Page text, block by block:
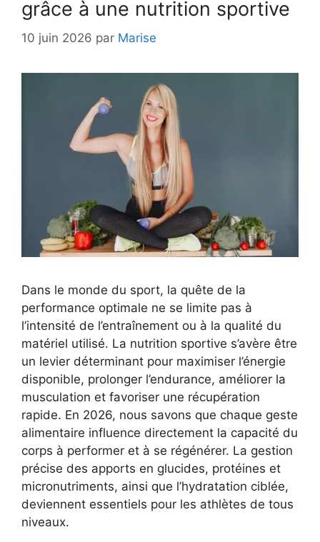
grâce à une nutrition sportive
10 juin 2026 par Marise
Dans le monde du sport, la quête de la
performance optimale ne se limite pas à
l’intensité de l’entraînement ou à la qualité du
matériel utilisé. La nutrition sportive s’avère être
un levier déterminant pour maximiser l’énergie
disponible, prolonger l’endurance, améliorer la
musculation et favoriser une récupération
rapide. En 2026, nous savons que chaque geste
alimentaire influence directement la capacité du
corps à performer et à se régénérer. La gestion
précise des apports en glucides, protéines et
micronutriments, ainsi que l’hydratation ciblée,
deviennent essentiels pour les athlètes de tous
niveaux.